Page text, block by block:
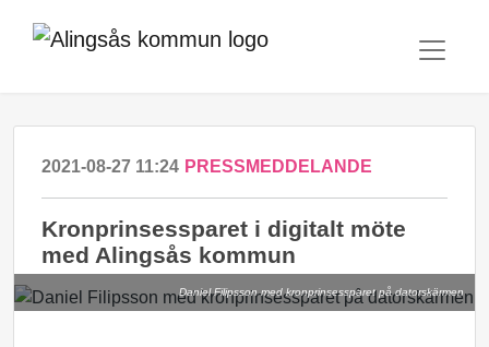
2021-08-27 11:24 PRESSMEDDELANDE
Kronprinsessparet i digitalt möte
med Alingsås kommun
Daniel Filipsson med kronprinsessparet på datorskärmen